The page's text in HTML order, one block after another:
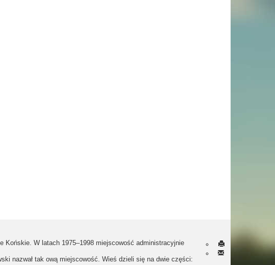
Końskie. W latach 1975–1998 miejscowość administracyjnie
nazwał tak ową miejscowość. Wieś dzieli się na dwie części: